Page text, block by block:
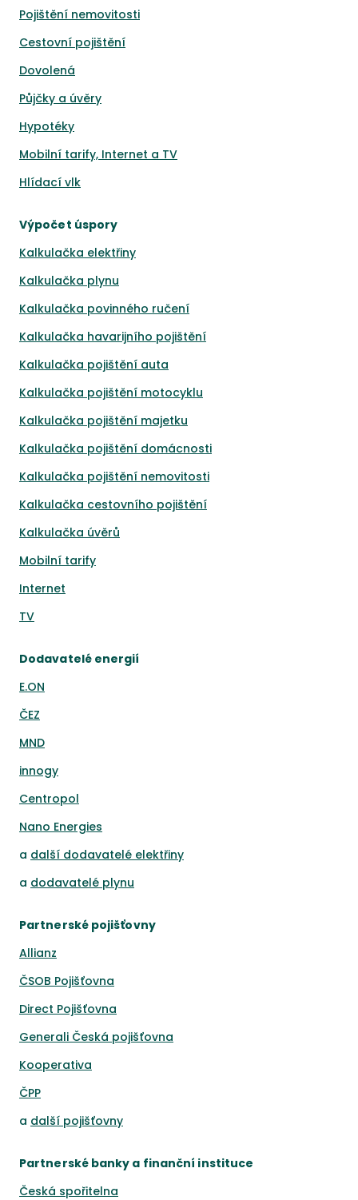
Pojištění nemovitosti
Cestovní pojištění
Dovolená
Půjčky a úvěry
Hypotéky
Mobilní tarify, Internet a TV
Hlídací vlk
Výpočet úspory
Kalkulačka elektřiny
Kalkulačka plynu
Kalkulačka povinného ručení
Kalkulačka havarijního pojištění
Kalkulačka pojištění auta
Kalkulačka pojištění motocyklu
Kalkulačka pojištění majetku
Kalkulačka pojištění domácnosti
Kalkulačka pojištění nemovitosti
Kalkulačka cestovního pojištění
Kalkulačka úvěrů
Mobilní tarify
Internet
TV
Dodavatelé energií
E.ON
ČEZ
MND
innogy
Centropol
Nano Energies
a další dodavatelé elektřiny
a dodavatelé plynu
Partnerské pojišťovny
Allianz
ČSOB Pojišťovna
Direct Pojišťovna
Generali Česká pojišťovna
Kooperativa
ČPP
a další pojišťovny
Partnerské banky a finanční instituce
Česká spořitelna